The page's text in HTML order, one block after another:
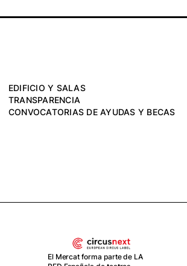
EDIFICIO Y SALAS
TRANSPARENCIA
CONVOCATORIAS DE AYUDAS Y BECAS